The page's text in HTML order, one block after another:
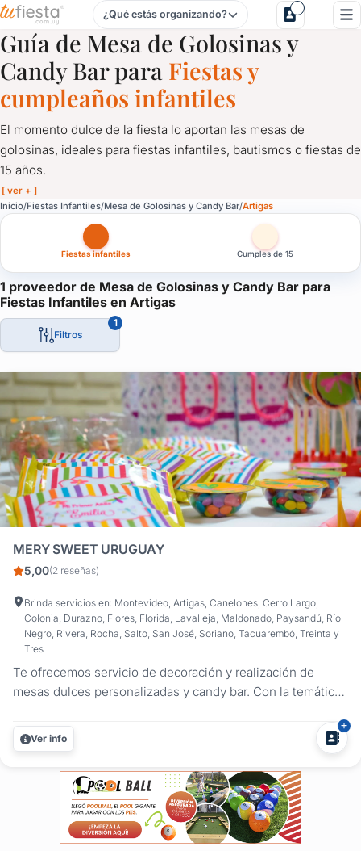
Mesa de Golosinas y Candy Bar para Fiestas Infantiles en
¿Qué estás organizando?
Guía de Mesa de Golosinas y
Candy Bar para Fiestas y
cumpleaños infantiles
El momento dulce de la fiesta lo aportan las mesas de
golosinas, ideales para fiestas infantiles, bautismos o fiestas de
15 años.
[ ver + ]
Inicio Fiestas Infantiles Mesa de Golosinas y Candy Bar Artigas
Fiestas infantiles Cumples de 15
1 proveedor de Mesa de Golosinas y Candy Bar para
Fiestas Infantiles en Artigas
Filtros
1
MERY SWEET URUGUAY
5,00(2 reseñas)
Brinda servicios en: Montevideo, Artigas, Canelones, Cerro Largo,
Colonia, Durazno, Flores, Florida, Lavalleja, Maldonado, Paysandú, Río
Negro, Rivera, Rocha, Salto, San José, Soriano, Tacuarembó, Treinta y
Tres
Te ofrecemos servicio de decoración y realización de
mesas dulces personalizadas y candy bar. Con la temática
infantiles. Consulta por todas nuestras opciones....
Ver info
Mesa de Golosinas y Candy Bar para Fiestas Infantiles en
El momento dulce de la fiesta lo aportan las mesas de
Una mesa de colores y variada con las mejores golosinas,
También otra opción puede ser un carrito de Candy Bar,
Te presentamos aquí los mejores proveedores de mesas de